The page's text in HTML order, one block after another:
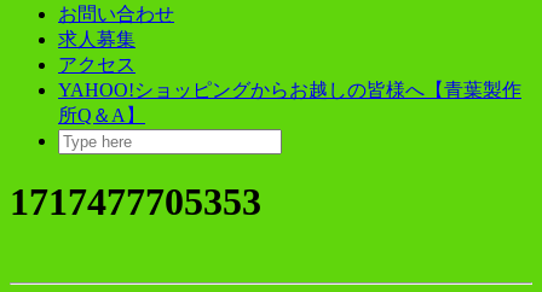
お問い合わせ
求人募集
アクセス
YAHOO!ショッピングからお越しの皆様へ【青葉製作
所Q＆A】
1717477705353